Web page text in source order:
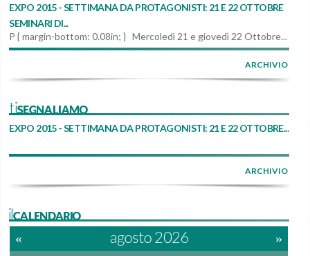
EXPO 2015 - SETTIMANA DA PROTAGONISTI: 21 E 22 OTTOBRE
SEMINARI DI...
P { margin-bottom: 0.08in; } Mercoledì 21 e giovedì 22 Ottobre...
ARCHIVIO
tiSEGNALIAMO
EXPO 2015 - SETTIMANA DA PROTAGONISTI: 21 E 22 OTTOBRE...
ARCHIVIO
ilCALENDARIO
« agosto 2026 »